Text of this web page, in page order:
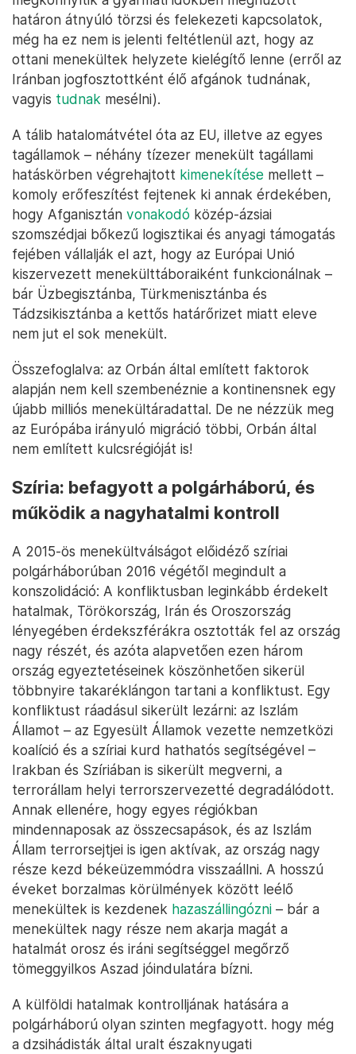
határon átnyúló törzsi és felekezeti kapcsolatok,
még ha ez nem is jelenti feltétlenül azt, hogy az
ottani menekültek helyzete kielégítő lenne (erről az
Iránban jogfosztottként élő afgánok tudnának,
vagyis tudnak mesélni).
A tálib hatalomátvétel óta az EU, illetve az egyes
tagállamok – néhány tízezer menekült tagállami
hatáskörben végrehajtott kimenekítése mellett –
komoly erőfeszítést fejtenek ki annak érdekében,
hogy Afganisztán vonakodó közép-ázsiai
szomszédjai bőkezű logisztikai és anyagi támogatás
fejében vállalják el azt, hogy az Európai Unió
kiszervezett menekülttáboraiként funkcionálnak –
bár Üzbegisztánba, Türkmenisztánba és
Tádzsikisztánba a kettős határőrizet miatt eleve
nem jut el sok menekült.
Összefoglalva: az Orbán által említett faktorok
alapján nem kell szembenéznie a kontinensnek egy
újabb milliós menekültáradattal. De ne nézzük meg
az Európába irányuló migráció többi, Orbán által
nem említett kulcsrégióját is!
Szíria: befagyott a polgárháború, és
működik a nagyhatalmi kontroll
A 2015-ös menekültválságot előidéző szíriai
polgárháborúban 2016 végétől megindult a
konszolidáció: A konfliktusban leginkább érdekelt
hatalmak, Törökország, Irán és Oroszország
lényegében érdekszférákra osztották fel az ország
nagy részét, és azóta alapvetően ezen három
ország egyeztetéseinek köszönhetően sikerül
többnyire takaréklángon tartani a konfliktust. Egy
konfliktust ráadásul sikerült lezárni: az Iszlám
Államot – az Egyesült Államok vezette nemzetközi
koalíció és a szíriai kurd hathatós segítségével –
Irakban és Szíriában is sikerült megverni, a
terrorállam helyi terrorszervezetté degradálódott.
Annak ellenére, hogy egyes régiókban
mindennaposak az összecsapások, és az Iszlám
Állam terrorsejtjei is igen aktívak, az ország nagy
része kezd békeüzemmódra visszaállni. A hosszú
éveket borzalmas körülmények között leélő
menekültek is kezdenek hazaszállingózni – bár a
menekültek nagy része nem akarja magát a
hatalmát orosz és iráni segítséggel megőrző
tömeggyilkos Aszad jóindulatára bízni.
A külföldi hatalmak kontrolljának hatására a
polgárháború olyan szinten megfagyott. hogy még
a dzsihádisták által uralt északnyugati